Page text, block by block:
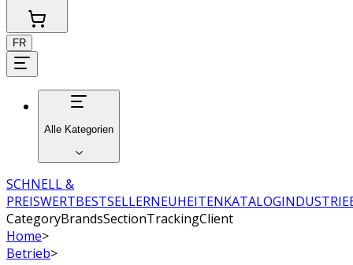
FR
Alle Kategorien
SCHNELL &
PREISWERTBESTSELLERNEUHEITENKATALOG
CategoryBrandsSectionTrackingClient
Home>
Betrieb>